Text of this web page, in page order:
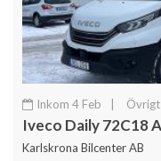
Inkom 4 Feb Övrigt
Karlskrona Bilcenter AB